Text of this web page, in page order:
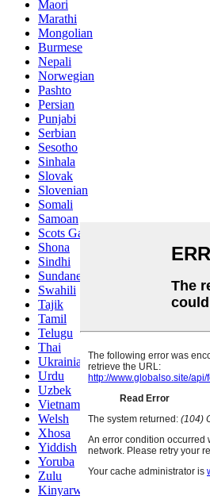
Maori
Marathi
Mongolian
Burmese
Nepali
Norwegian
Pashto
Persian
Punjabi
Serbian
Sesotho
Sinhala
Slovak
Slovenian
Somali
Samoan
Scots Gaelic
Shona
Sindhi
Sundanese
Swahili
Tajik
Tamil
Telugu
Thai
Ukrainian
Urdu
Uzbek
Vietnamese
Welsh
Xhosa
Yiddish
Yoruba
Zulu
Kinyarwanda